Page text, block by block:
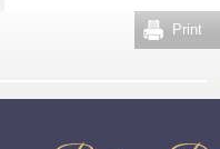
Print